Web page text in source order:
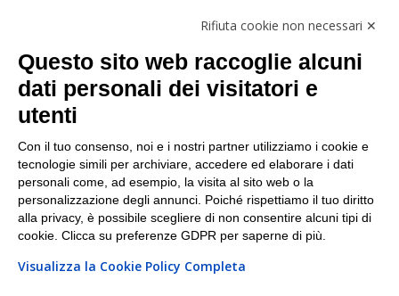
Facebook
Linkedin
I nostri punti di ritiro e spedizione pacchi nelle
maggiori città italiane
Torino|Milano|Roma|Bologna|Firenze| Genova
Napoli|Varese
Rifiuta cookie non necessari ✕
Questo sito web raccoglie alcuni
dati personali dei visitatori e
utenti
Con il tuo consenso, noi e i nostri partner utilizziamo i cookie e
tecnologie simili per archiviare, accedere ed elaborare i dati
personali come, ad esempio, la visita al sito web o la
personalizzazione degli annunci. Poiché rispettiamo il tuo diritto
alla privacy, è possibile scegliere di non consentire alcuni tipi di
cookie. Clicca su preferenze GDPR per saperne di più.
Visualizza la Cookie Policy Completa